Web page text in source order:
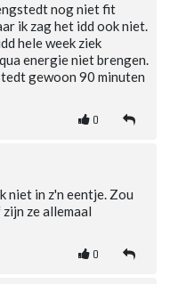
nog niet fit
ik zag het idd ook niet.
hele week ziek
energie niet brengen.
gewoon 90 minuten
0
niet in z'n eentje. Zou
ze allemaal
0